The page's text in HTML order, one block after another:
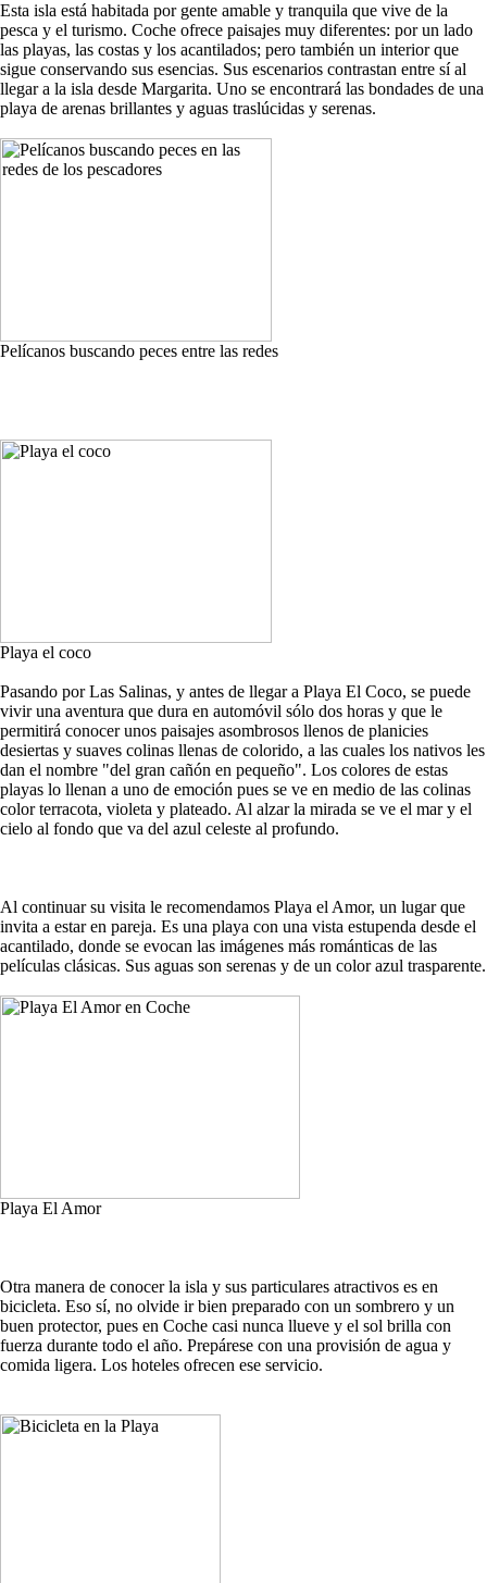
Esta isla está habitada por gente amable y tranquila que vive de la
pesca y el turismo. Coche ofrece paisajes muy diferentes: por un lado
las playas, las costas y los acantilados; pero también un interior que
sigue conservando sus esencias. Sus escenarios contrastan entre sí al
llegar a la isla desde Margarita. Uno se encontrará las bondades de una
playa de arenas brillantes y aguas traslúcidas y serenas.
Pelícanos buscando peces entre las redes
Playa el coco
Pasando por Las Salinas, y antes de llegar a Playa El Coco, se puede
vivir una aventura que dura en automóvil sólo dos horas y que le
permitirá conocer unos paisajes asombrosos llenos de planicies
desiertas y suaves colinas llenas de colorido, a las cuales los nativos les
dan el nombre "del gran cañón en pequeño". Los colores de estas
playas lo llenan a uno de emoción pues se ve en medio de las colinas
color terracota, violeta y plateado. Al alzar la mirada se ve el mar y el
cielo al fondo que va del azul celeste al profundo.
Al continuar su visita le recomendamos Playa el Amor, un lugar que
invita a estar en pareja. Es una playa con una vista estupenda desde el
acantilado, donde se evocan las imágenes más románticas de las
películas clásicas. Sus aguas son serenas y de un color azul trasparente.
Playa El Amor
Otra manera de conocer la isla y sus particulares atractivos es en
bicicleta. Eso sí, no olvide ir bien preparado con un sombrero y un
buen protector, pues en Coche casi nunca llueve y el sol brilla con
fuerza durante todo el año. Prepárese con una provisión de agua y
comida ligera. Los hoteles ofrecen ese servicio.